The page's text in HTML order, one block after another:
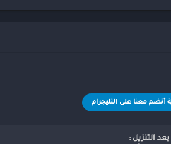
معنا على التليجرام
التنزيل :